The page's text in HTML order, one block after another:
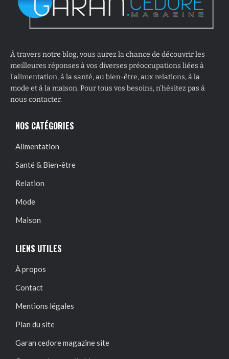
À travers notre blog, vous aurez la chance de découvrir les
meilleures réponses à vos diverses préoccupations liées à
l’alimentation, à la santé, au bien-être, aux relations, à la
mode et à la maison. Pour tous vos besoins, n’hésitez pas à
nous contacter.
NOS CATÉGORIES
Alimentation
Santé & Bien-être
Relation
Mode
Maison
LIENS UTILES
À propos
Contact
Mentions légales
Plan du site
Garan cedore magazine site